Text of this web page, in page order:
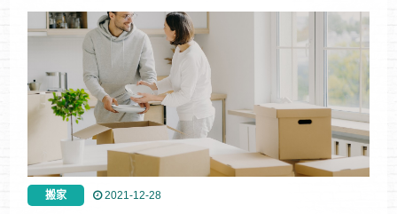
搬家 2021-12-28